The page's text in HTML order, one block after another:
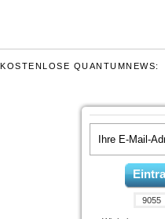
KOSTENLOSE QUANTUMNEWS:
9055